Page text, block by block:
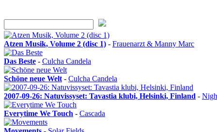
Atzen Musik, Volume 2 (disc 1) - Frauenarzt & Manny Marc
Das Beste - Culcha Candela
Schöne neue Welt - Culcha Candela
2007-09-26: Natuvissyset: Tavastia klubi, Helsinki, Finland -
Everytime We Touch - Cascada